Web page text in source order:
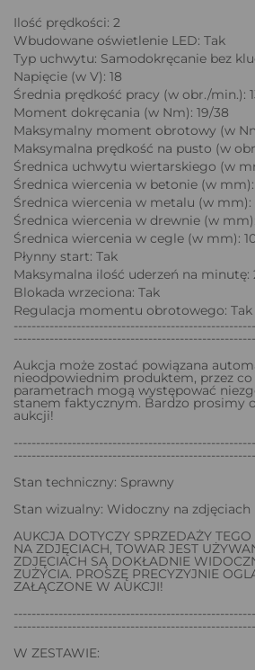
Ilość prędkości: 2
Wbudowane oświetlenie LED: Tak
Typ uchwytu: Samodokręcanie bez
Napięcie (w V): 18
Średnia prędkość pracy (w obr./min.):
Moment dokręcania (w Nm): 19/38
Maksymalny moment obrotowy (w
Maksymalna prędkość na pusto (w
Średnica uchwytu wiertarskiego (w
Średnica wiercenia w betonie (w mm):
Średnica wiercenia w metalu (w mm):
Średnica wiercenia w drewnie (w
Średnica wiercenia w cegle (w mm):
Płynny start: Tak
Maksymalna ilość uderzeń na minutę:
Blokada wrzeciona: Tak
Regulacja momentu obrotowego: Tak
Aukcja może zostać powiązana
nieodpowiednim produktem, przez
parametrach mogą występować
stanem faktycznym. Bardzo prosimy
aukcji!
Stan techniczny: Sprawny
Stan wizualny: Widoczny na zdjęciach
AUKCJA DOTYCZY SPRZEDAŻY
NA ZDJĘCIACH, TOWAR JEST
ZDJĘCIACH SĄ DOKŁADNIE
ZUŻYCIA. PROSZĘ PRECYZYJNIE
ZAŁĄCZONE W AUKCJI!
W ZESTAWIE: